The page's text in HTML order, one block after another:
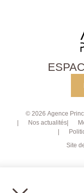
© 2026 Agence
Nos actualités
Site